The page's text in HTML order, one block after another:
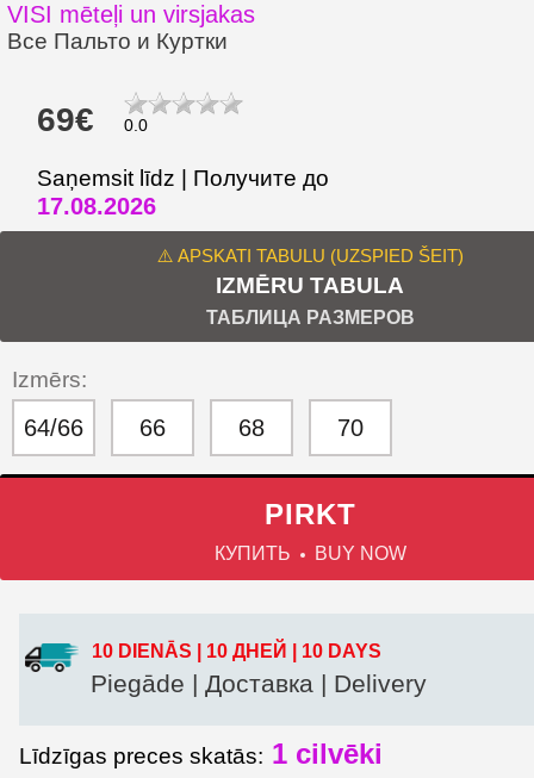
VISI mēteļi un virsjakas
Все Пальто и Куртки
69€ 0.0
Saņemsit līdz | Получите до
17.08.2026
⚠️ APSKATI TABULU (UZSPIED ŠEIT)
IZMĒRU TABULA
ТАБЛИЦА РАЗМЕРОВ
Izmērs:
64/66 66 68 70
PIRKT
КУПИТЬ BUY NOW
10 DIENĀS | 10 ДНЕЙ | 10 DAYS
Piegāde | Доставка | Delivery
Līdzīgas preces skatās: 1 cilvēki